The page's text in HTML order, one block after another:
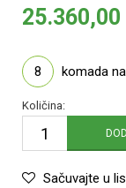
25.360,00
8 komada
Količina:
Sačuvajte u